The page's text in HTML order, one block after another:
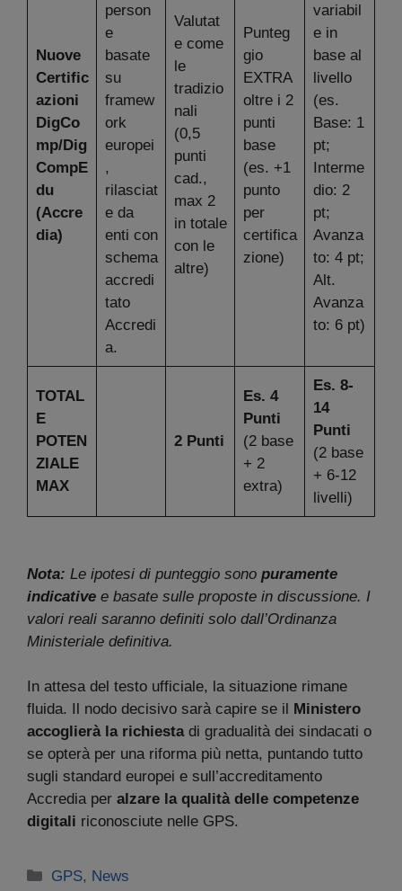
Nuove
Certific
azioni
DigCo
mp/Dig
CompE
du
(Accre
dia)
person
e
basate
su
framew
ork
europei
,
rilasciat
e da
enti con
schema
accredi
tato
Accredi
a.
Valutat
e come
le
tradizio
nali
(0,5
punti
cad.,
max 2
in totale
con le
altre)
Punteg
gio
EXTRA
oltre i 2
punti
base
(es. +1
punto
per
certifica
zione)
variabil
e in
base al
livello
(es.
Base: 1
pt;
Interme
dio: 2
pt;
Avanza
to: 4 pt;
Alt.
Avanza
to: 6 pt)
TOTAL
E
POTEN
ZIALE
MAX
2 Punti
Es. 4
Punti
(2 base
+ 2
extra)
Es. 8-
14
Punti
(2 base
+ 6-12
livelli)
Nota: Le ipotesi di punteggio sono puramente
indicative e basate sulle proposte in discussione. I
valori reali saranno definiti solo dall’Ordinanza
Ministeriale definitiva.
In attesa del testo ufficiale, la situazione rimane
fluida. Il nodo decisivo sarà capire se il
Ministero
accoglierà la richiestadi gradualità dei sindacati o
se opterà per una riforma più netta, puntando tutto
sugli standard europei e sull’accreditamento
Accredia per alzare la qualità delle competenze
digitali riconosciute nelle GPS.
Categorie
GPS, News